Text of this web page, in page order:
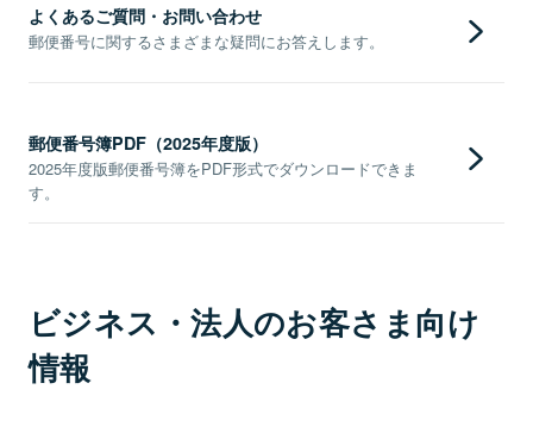
よくあるご質問・お問い合わせ
郵便番号に関するさまざまな疑問にお答えします。
郵便番号簿PDF（2025年度版）
2025年度版郵便番号簿をPDF形式でダウンロードできま
す。
ビジネス・法人のお客さま向け
情報